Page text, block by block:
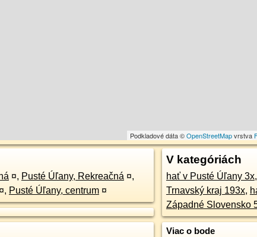
Podkladové dáta ©OpenStreetMapvrstva
¤, Pusté Úľany, Rekreačná ¤,
¤, Pusté Úľany, centrum ¤
V kategóriách
hať v Pusté Úľany 3x,
Trnavský kraj 193x,
Západné Slovensko
Viac o bode